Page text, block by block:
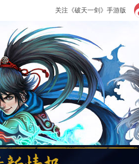
关注《破天一剑》手游版